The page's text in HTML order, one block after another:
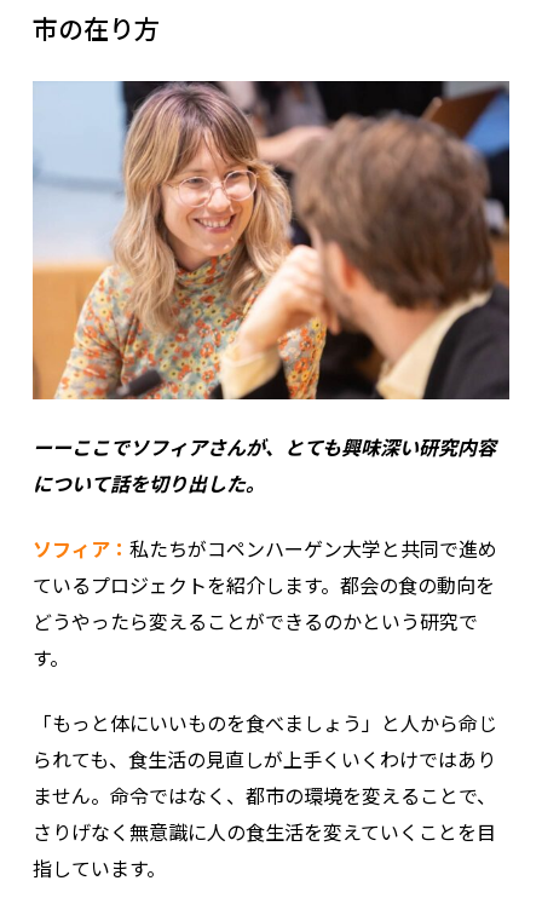
市の在り方
ーーここでソフィアさんが、とても興味深い研究内容
について話を切り出した。
ソフィア： 私たちがコペンハーゲン大学と共同で進め
ているプロジェクトを紹介します。都会の食の動向を
どうやったら変えることができるのかという研究で
す。
「もっと体にいいものを食べましょう」と人から命じ
られても、食生活の見直しが上手くいくわけではあり
ません。命令ではなく、都市の環境を変えることで、
さりげなく無意識に人の食生活を変えていくことを目
指しています。